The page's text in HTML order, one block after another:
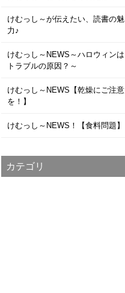
けむっし～が伝えたい、読書の魅
力♪
けむっし～NEWS～ハロウィンは
トラブルの原因？～
けむっし～NEWS【乾燥にご注意
を！】
けむっし～NEWS！【食料問題】
カテゴリ